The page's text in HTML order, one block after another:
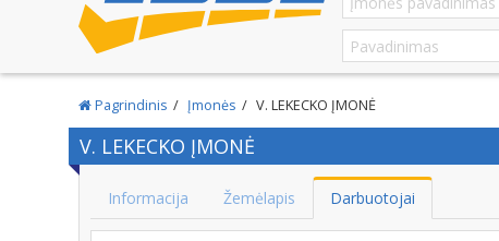
Pagrindinis Įmonės V. LEKECKO ĮMONĖ
V. LEKECKO ĮMONĖ
Informacija Žemėlapis Darbuotojai